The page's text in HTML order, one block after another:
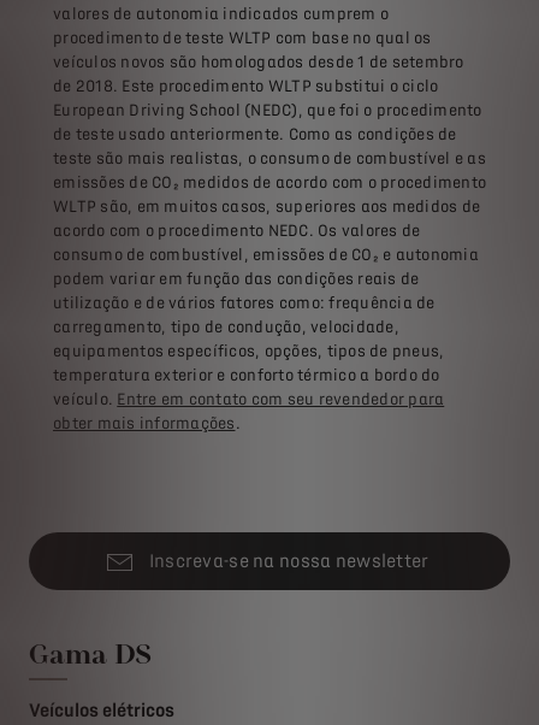
valores de autonomia indicados cumprem o
procedimento de teste WLTP com base no qual os
veículos novos são homologados desde 1 de setembro
de 2018. Este procedimento WLTP substitui o ciclo
European Driving School (NEDC), que foi o procedimento
de teste usado anteriormente. Como as condições de
teste são mais realistas, o consumo de combustível e as
emissões de CO₂ medidos de acordo com o procedimento
WLTP são, em muitos casos, superiores aos medidos de
acordo com o procedimento NEDC. Os valores de
consumo de combustível, emissões de CO₂ e autonomia
podem variar em função das condições reais de
utilização e de vários fatores como: frequência de
carregamento, tipo de condução, velocidade,
equipamentos específicos, opções, tipos de pneus,
temperatura exterior e conforto térmico a bordo do
veículo. Entre em contato com seu revendedor para
obter mais informações .
Inscreva-se na nossa newsletter
Gama DS
Veículos elétricos